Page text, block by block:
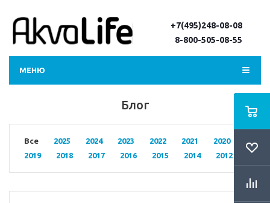
+7(495)248-08-08
8-800-505-08-55
МЕНЮ
Блог
Все 2025 2024 2023 2022 2021
2020
2019
2018 2017 2016 2015 2014 2012